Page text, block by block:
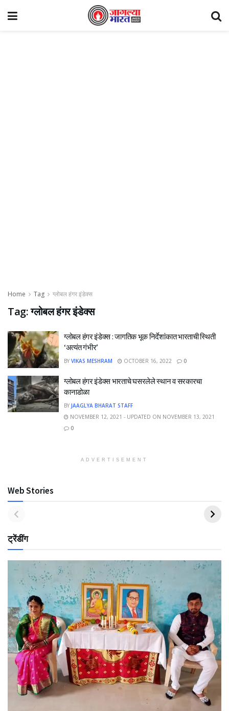
Home Tag ग्लोबल हंगर इंडेक्स
Tag:ग्लोबल हंगर इंडेक्स
ग्लोबल हंगर इंडेक्स : जागतिक भूक निर्देशांकात भारताची स्थिती
‘अत्यंत गंभीर’
BY VIKAS MESHRAM OCTOBER 16, 2022 0
ग्लोबल हंगर इंडेक्स भारताचे घसरलेले स्थान व सरकारचा
कानाडोळा
BY JAAGLYA BHARAT STAFF
NOVEMBER 12, 2021 - UPDATED ON NOVEMBER 13, 2021
0
ADVERTISEMENT
Web Stories
ट्रेंडींग